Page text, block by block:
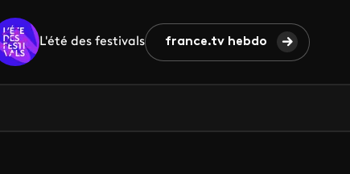
L'été des festivals france.tv hebdo